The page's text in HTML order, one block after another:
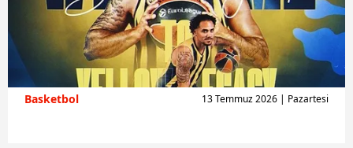
Basketbol 13 Temmuz 2026 | Pazartesi